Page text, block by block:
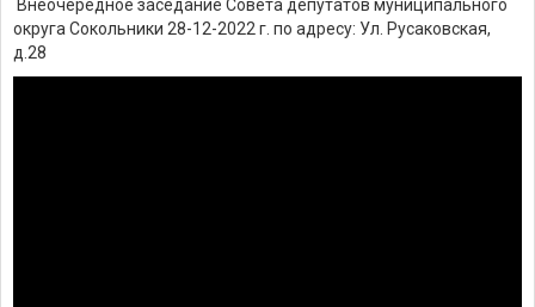
Внеочередное заседание Совета депутатов муниципального
округа Сокольники 28-12-2022 г. по адресу: Ул. Русаковская,
д.28